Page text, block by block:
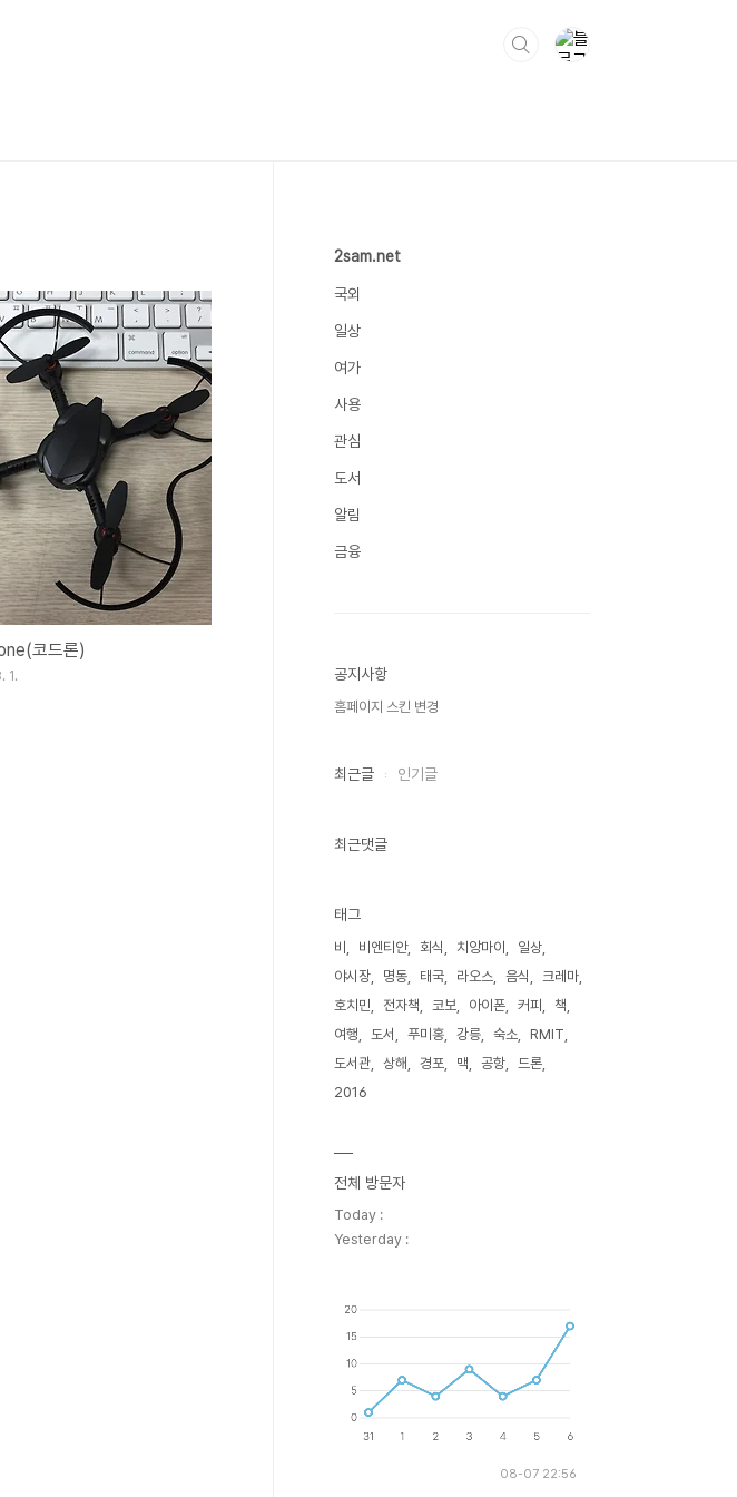
코드론)
1.
2sam.net
국외
일상
여가
사용
관심
도서
알림
금융
공지사항
홈페이지 스킨 변경
최근글 인기글
최근댓글
태그
비 비엔티안 회식 치앙마이
일상
야시장
명동 태국 라오스 음식
크레마
호치민
전자책 코보 아이폰 커피
책
여행
도서 푸미홍 강릉 숙소
RMIT
도서관
상해 경포 맥 공항
드론
2016
전체 방문자
Today :
Yesterday :
08-07 22:56